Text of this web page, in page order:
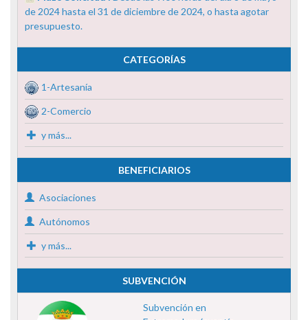
de 2024 hasta el 31 de diciembre de 2024, o hasta agotar
presupuesto.
CATEGORÍAS
1-Artesanía
2-Comercio
y más...
BENEFICIARIOS
Asociaciones
Autónomos
y más...
SUBVENCIÓN
Subvención en